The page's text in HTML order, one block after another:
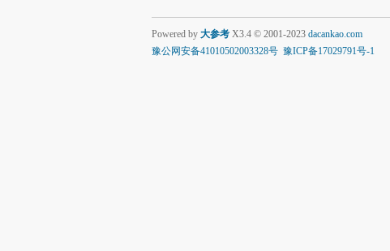
Powered by 大参考 X3.4 © 2001-2023 dacankao.com
豫公网安备41010502003328号 豫ICP备17029791号-1